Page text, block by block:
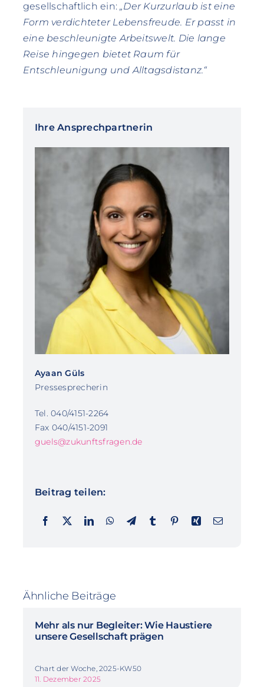
gesellschaftlich ein:„Der Kurzurlaub ist eine
Form verdichteter Lebensfreude. Er passt in
eine beschleunigte Arbeitswelt. Die lange
Reise hingegen bietet Raum für
Entschleunigung und Alltagsdistanz.“
Ihre Ansprechpartnerin
Ayaan Güls
Pressesprecherin
Tel. 040/4151-2264
Fax 040/4151-2091
guels@zukunftsfragen.de
Beitrag teilen:
Ähnliche Beiträge
Mehr als nur Begleiter: Wie Haustiere
unsere Gesellschaft prägen
Chart der Woche, 2025-KW50
11. Dezember 2025